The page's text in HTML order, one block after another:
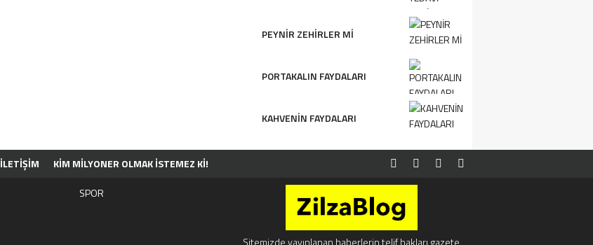
PEYNIR ZEHIRLER MI
PORTAKALIN FAYDALARI
KAHVENIN FAYDALARI
İLETİŞİM
KIM MILYONER OLMAK İSTEMEZ KI!
SPOR
Sitemizde yayınlanan haberlerin telif hakları gazete